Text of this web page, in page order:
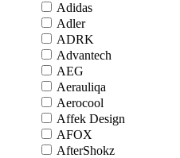
Adidas
Adler
ADRK
Advantech
AEG
Aerauliqa
Aerocool
Affek Design
AFOX
AfterShokz